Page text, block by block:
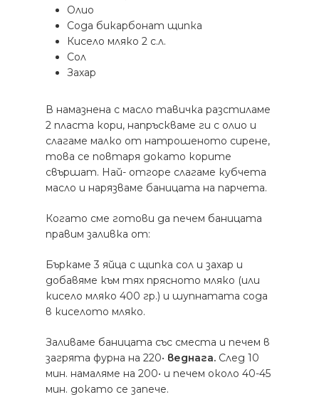
Олио
Сода бикарбонат щипка
Кисело мляко 2 с.л.
Сол
Захар
В намазнена с масло тавичка разстиламе
2 пласта кори, напръскваме ги с олио и
слагаме малко от натрошеното сирене,
това се повтаря докато корите
свършат. Най- отгоре слагаме кубчета
масло и нарязваме баницата на парчета.
Когато сме готови да печем баницата
правим заливка от:
Бъркаме 3 яйца с щипка сол и захар и
добавяме към тях прясното мляко (или
кисело мляко 400 гр.) и шупнатата сода
в киселото мляко.
Заливаме баницата със сместа и печем в
загрята фурна на 220• веднага. След 10
мин. намаляме на 200• и печем около 40-45
мин. докато се запече.